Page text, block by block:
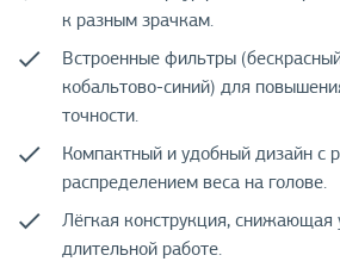
к разным зрачкам.
Встроенные фильтры
кобальтово-синий) для
точности.
Компактный и удобный дизайн с
распределением веса на голове.
Лёгкая конструкция, снижающая
длительной работе.